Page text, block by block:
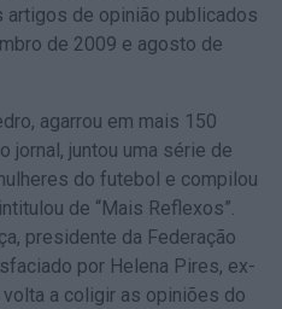
artigos de opinião publicados
de 2009 e agosto de
agarrou em mais 150
jornal, juntou uma série de
do futebol e compilou
de “Mais Reflexos”.
presidente da Federação
por Helena Pires, ex-
volta a coligir as opiniões do